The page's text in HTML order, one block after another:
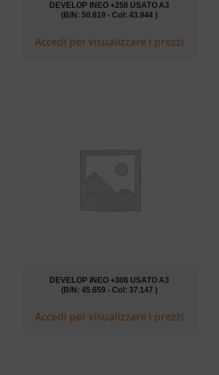
DEVELOP INEO +258 USATO A3
(B/N: 50.619 - Col: 43.944 )
Accedi per visualizzare i prezzi
DEVELOP INEO +308 USATO A3
(B/N: 45.659 - Col: 37.147 )
Accedi per visualizzare i prezzi